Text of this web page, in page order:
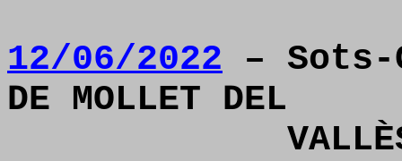
12/06/2022 – Sots-
DE MOLLET DEL